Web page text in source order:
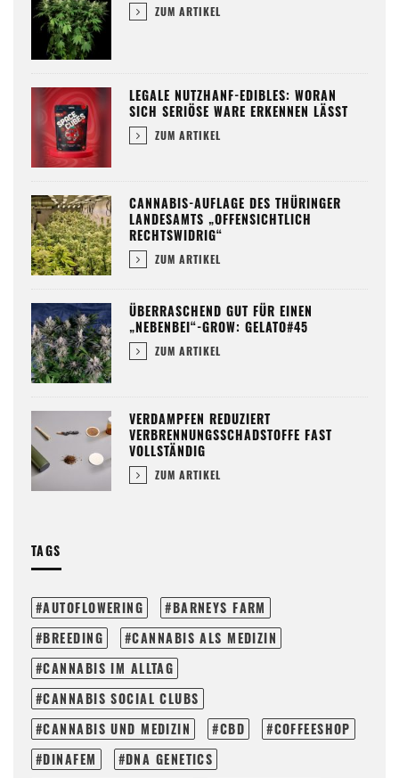
ZUM ARTIKEL
LEGALE NUTZHANF-EDIBLES: WORAN
SICH SERIÖSE WARE ERKENNEN LÄSST
ZUM ARTIKEL
CANNABIS-AUFLAGE DES THÜRINGER
LANDESAMTS „OFFENSICHTLICH
RECHTSWIDRIG“
ZUM ARTIKEL
ÜBERRASCHEND GUT FÜR EINEN
„NEBENBEI“-GROW: GELATO#45
ZUM ARTIKEL
VERDAMPFEN REDUZIERT
VERBRENNUNGSSCHADSTOFFE FAST
VOLLSTÄNDIG
ZUM ARTIKEL
TAGS
AUTOFLOWERING
BARNEYS FARM
BREEDING
CANNABIS ALS MEDIZIN
CANNABIS IM ALLTAG
CANNABIS SOCIAL CLUBS
CANNABIS UND MEDIZIN
CBD
COFFEESHOP
DINAFEM
DNA GENETICS